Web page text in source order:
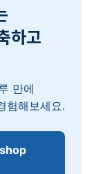
하고
만에
험해보세요.